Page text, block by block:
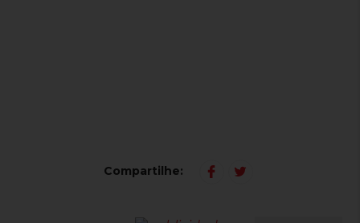
Compartilhe: